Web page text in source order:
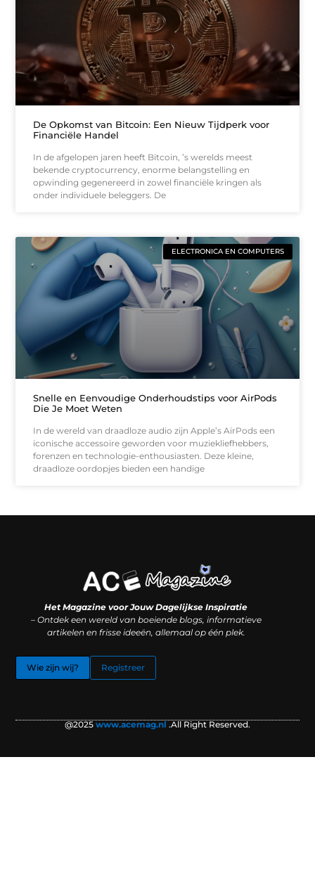
De Opkomst van Bitcoin: Een Nieuw Tijdperk voor
Financiële Handel
In de afgelopen jaren heeft Bitcoin, ’s werelds meest
bekende cryptocurrency, enorme belangstelling en
opwinding gegenereerd in zowel financiële kringen als
onder individuele beleggers. De
ELECTRONICA EN COMPUTERS
Snelle en Eenvoudige Onderhoudstips voor AirPods
Die Je Moet Weten
In de wereld van draadloze audio zijn Apple’s AirPods een
iconische accessoire geworden voor muziekliefhebbers,
forenzen en technologie-enthousiasten. Deze kleine,
draadloze oordopjes bieden een handige
Het Magazine voor Jouw Dagelijkse Inspiratie
– Ontdek een wereld van boeiende blogs, informatieve
artikelen en frisse ideeën, allemaal op één plek.
Wie zijn wij? Registreer
@2025www.acemag.nl .All Right Reserved.